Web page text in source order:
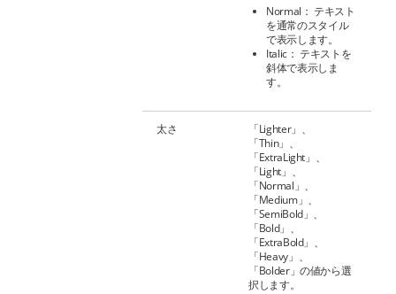
Normal： テキスト
を通常のスタイル
で表示します。
Italic： テキストを
斜体で表示しま
す。
太さ
「Lighter」、
「Thin」、
「ExtraLight」、
「Light」、
「Normal」、
「Medium」、
「SemiBold」、
「Bold」、
「ExtraBold」、
「Heavy」、
「Bolder」の値から選
択します。